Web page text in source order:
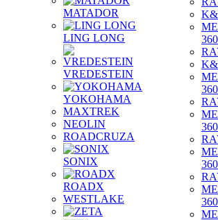
MATADOR
LING LONG
VREDESTEIN
YOKOHAMA
MAXTREK
NEOLIN
ROADCRUZA
SONIX
ROADX
WESTLAKE